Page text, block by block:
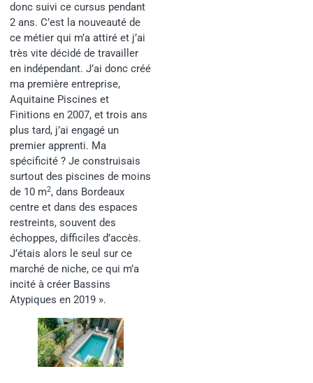
donc suivi ce cursus pendant
2 ans. C’est la nouveauté de
ce métier qui m’a attiré et j’ai
très vite décidé de travailler
en indépendant. J’ai donc créé
ma première entreprise,
Aquitaine Piscines et
Finitions en 2007, et trois ans
plus tard, j’ai engagé un
premier apprenti. Ma
spécificité ? Je construisais
surtout des piscines de moins
de 10 m2, dans Bordeaux
centre et dans des espaces
restreints, souvent des
échoppes, difficiles d’accès.
J’étais alors le seul sur ce
marché de niche, ce qui m’a
incité à créer Bassins
Atypiques en 2019 ».